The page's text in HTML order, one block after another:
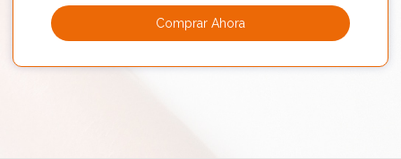
Comprar Ahora